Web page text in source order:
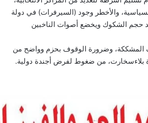
والأخطر وجود (السيرفرات) في دولة
حجم الشكوك ويخضع أصوات الناخبين
المشككة، وضرورة الوقوف بحزم وواضح من
بلاءسخارت، من ضغوط لفرض أجندة دولية.